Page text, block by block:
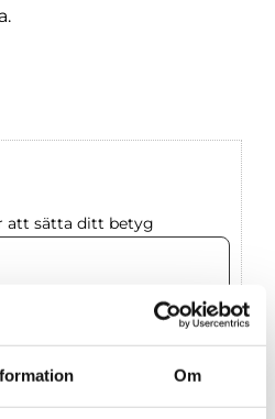
Om
att sätta ditt betyg